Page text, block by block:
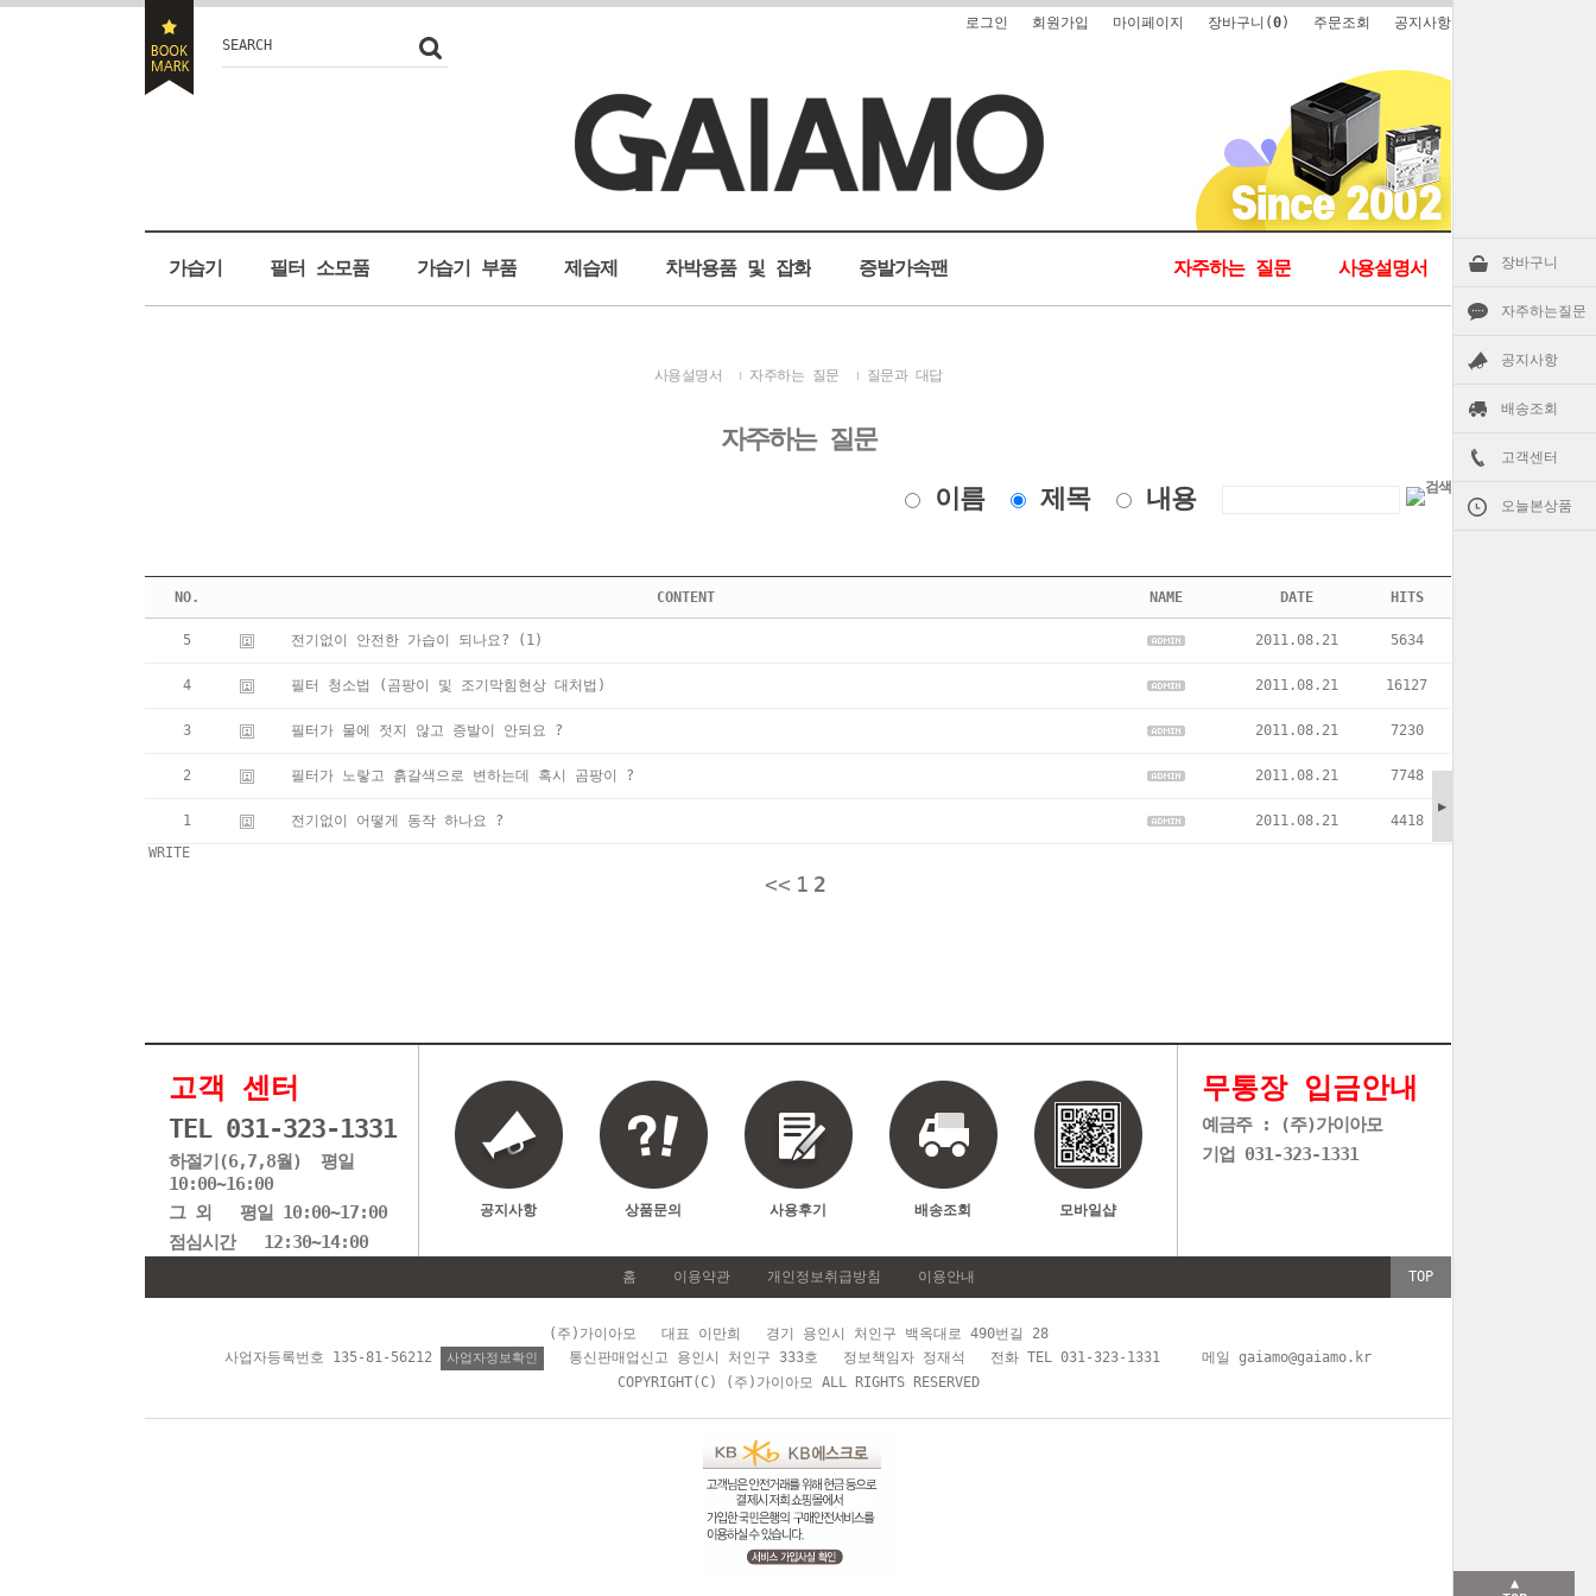
▶
장바구니
자주하는질문
공지사항
배송조회
고객센터
오늘본상품
▲
SEARCH
로그인 회원가입 마이페이지 장바구니(0) 주문조회 공지사항
가습기 필터 소모품 가습기 부품 제습제 차박용품 및 잡화 증발가속팬 사용설명서
자주하는 질문
사용설명서 자주하는 질문 질문과 대답
자주하는 질문
이름
제목 내용
NO. CONTENT NAME DATE HITS
5 전기없이 안전한 가습이 되나요? (1) 2011.08.21 5634
4 필터 청소법 (곰팡이 및 조기막힘현상 대처법) 2011.08.21 16127
3 필터가 물에 젓지 않고 증발이 안되요 ? 2011.08.21 7230
2 필터가 노랗고 흙갈색으로 변하는데 혹시 곰팡이 ? 2011.08.21 7748
1 전기없이 어떻게 동작 하나요 ? 2011.08.21
4418
WRITE
<< 1 2
고객 센터
TEL 031-323-1331
하절기(6,7,8월) 평일
10:00~16:00
그 외 평일 10:00~17:00
점심시간 12:30~14:00
공지사항 상품문의 사용후기 배송조회 모바일샵
무통장 입금안내
예금주 : (주)가이아모
기업 031-323-1331
홈 이용약관 개인정보취급방침 이용안내 TOP
(주)가이아모 대표 이만희 경기 용인시 처인구 백옥대로 490번길 28
사업자등록번호 135-81-56212
사업자정보확인 통신판매업신고 용인시 처인구 333호 정보책임자 정재석 전화 TEL 031-323-1331 메일 gaiamo@gaiamo.kr
COPYRIGHT(C) (주)가이아모 ALL RIGHTS RESERVED